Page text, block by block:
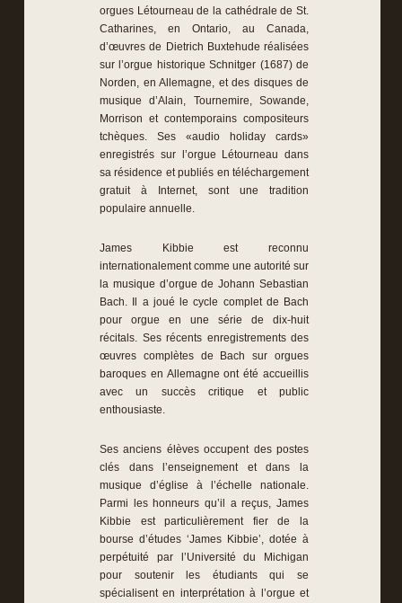
orgues Létourneau de la cathédrale de St.
Catharines, en Ontario, au Canada,
d’œuvres de Dietrich Buxtehude réalisées
sur l’orgue historique Schnitger (1687) de
Norden, en Allemagne, et des disques de
musique d’Alain, Tournemire, Sowande,
Morrison et contemporains compositeurs
tchèques. Ses «audio holiday cards»
enregistrés sur l’orgue Létourneau dans
sa résidence et publiés en téléchargement
gratuit à Internet, sont une tradition
populaire annuelle.
James Kibbie est reconnu
internationalement comme une autorité sur
la musique d’orgue de Johann Sebastian
Bach. Il a joué le cycle complet de Bach
pour orgue en une série de dix-huit
récitals. Ses récents enregistrements des
œuvres complètes de Bach sur orgues
baroques en Allemagne ont été accueillis
avec un succès critique et public
enthousiaste.
Ses anciens élèves occupent des postes
clés dans l’enseignement et dans la
musique d’église à l’échelle nationale.
Parmi les honneurs qu’il a reçus, James
Kibbie est particulièrement fier de la
bourse d’études ‘James Kibbie’, dotée à
perpétuité par l’Université du Michigan
pour soutenir les étudiants qui se
spécialisent en interprétation à l’orgue et